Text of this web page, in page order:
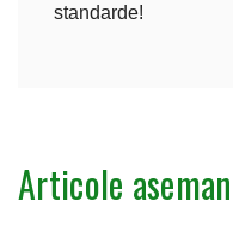
standarde!
Articole